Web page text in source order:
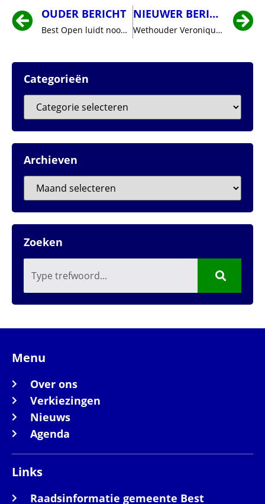
OUDER BERICHT
Best Open luidt noodklok
NIEUWER BERICHT
Wethouder Veronique Zeeman reikt certificaten uit aan jong gehandicapten om zelfstandig naar school te fietsen.
Categorieën
Archieven
Zoeken
Menu
Over ons
Verkiezingen
Nieuws
Agenda
Links
Raadsinformatie gemeente Best